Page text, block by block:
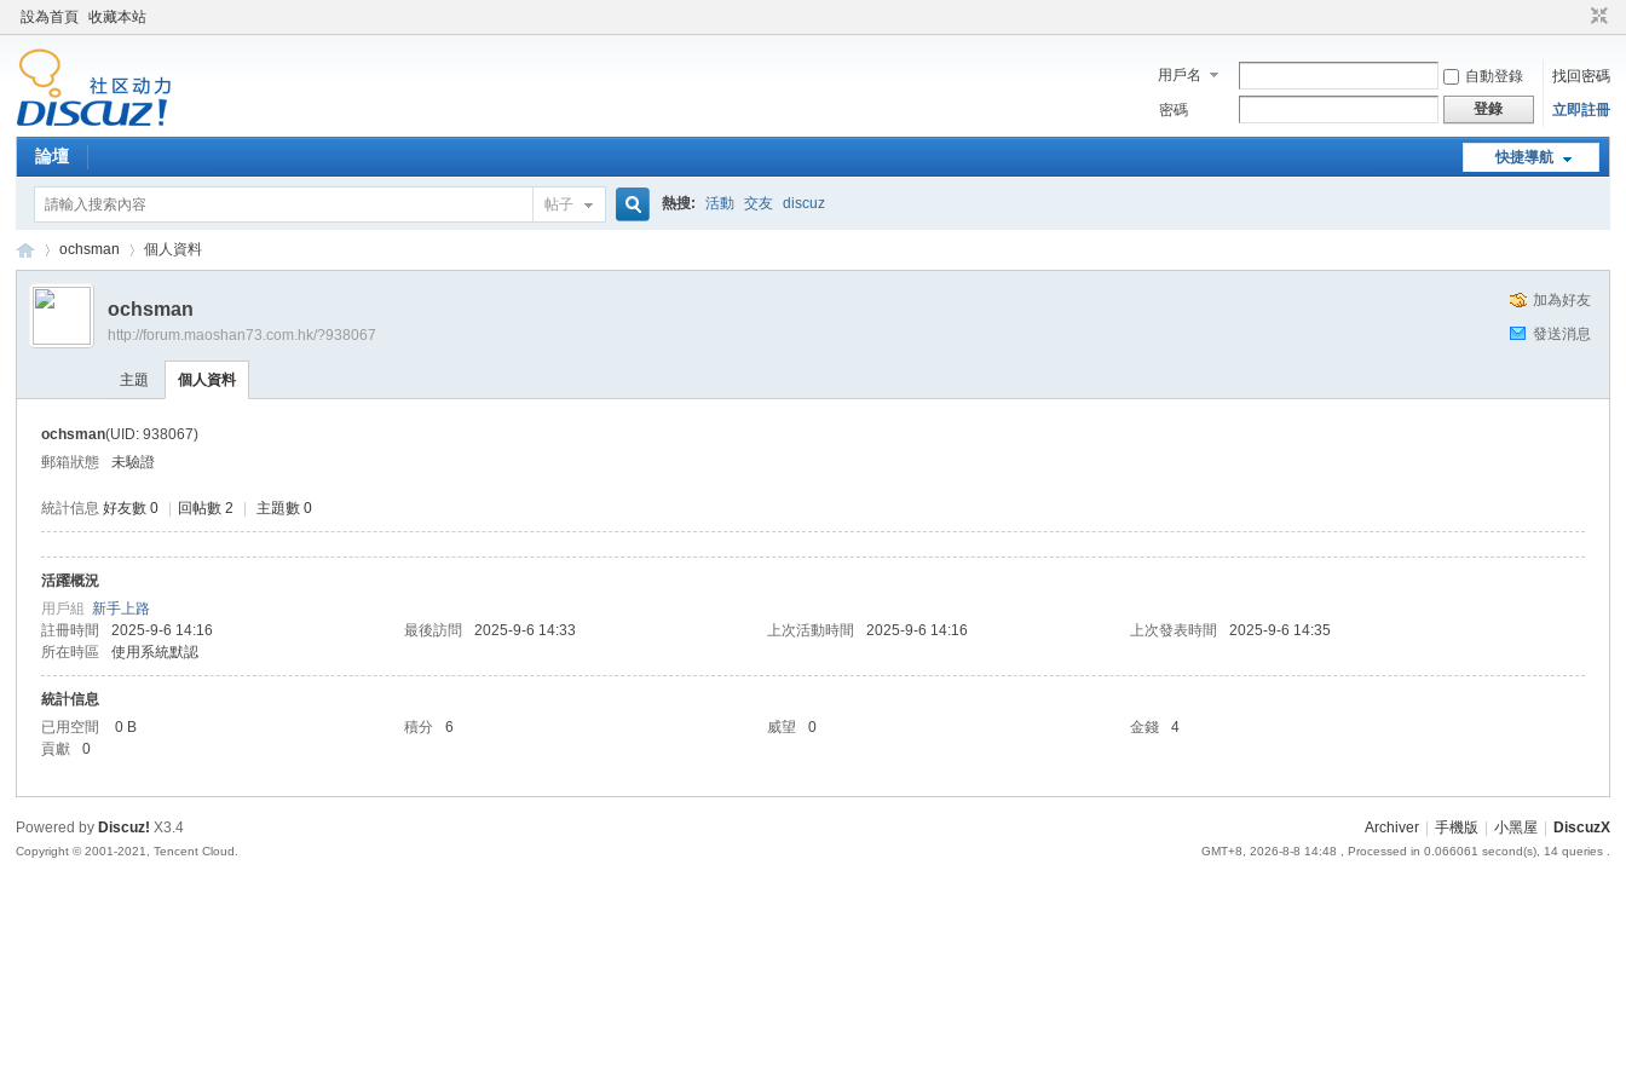
設為首頁 收藏本站
用戶名 自動登錄
找回密碼
密碼
登錄 立即註冊
快捷導航
論壇
帖子 熱搜: 活動 交友 discuz
uz!
›
ochsman 個人資料
加為好友
發送消息
ochsman
http://forum.maoshan73.com.hk/?938067
主題 個人資料
ochsman(UID: 938067)
郵箱狀態
未驗證
統計信息 好友數 0 回帖數 2 主題數 0
活躍概況
用戶組新手上路
註冊時間
2025-9-6 14:16 最後訪問 2025-9-6 14:33 上次活動時間 2025-9-6 14:16 上次發表時間
2025-9-6 14:35
所在時區
使用系統默認
統計信息
已用空間
0 B 積分 6 威望 0 金錢
4
貢獻
0
Archiver 手機版 小黑屋 DiscuzX
GMT+8, 2026-8-8 14:48 , Processed in 0.066061 second(s), 14 queries .
Powered by Discuz! X3.4
Copyright © 2001-2021, Tencent Cloud.